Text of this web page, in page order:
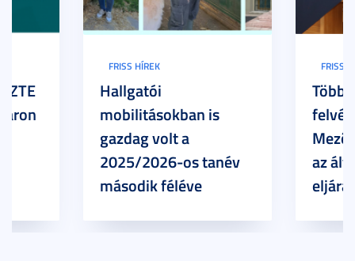
FRISS HÍREK
Hallgatói
mobilitásokban is
gazdag volt a
2025/2026-os tanév
második féléve
FRISS
Több
az